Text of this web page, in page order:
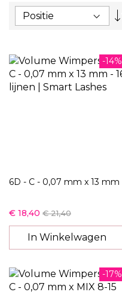
-14%
6D - C - 0,07 mm x 13 mm
€ 18,40 € 21,40
In Winkelwagen
-17%